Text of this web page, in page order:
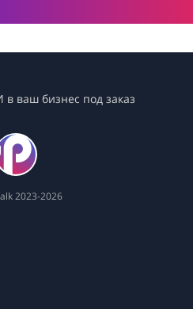
ваш бизнес под заказ
2023-2026